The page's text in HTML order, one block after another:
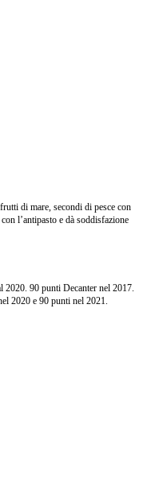
di mare, secondi di pesce con
l’antipasto e dà soddisfazione
90 punti Decanter nel 2017.
2020 e 90 punti nel 2021.